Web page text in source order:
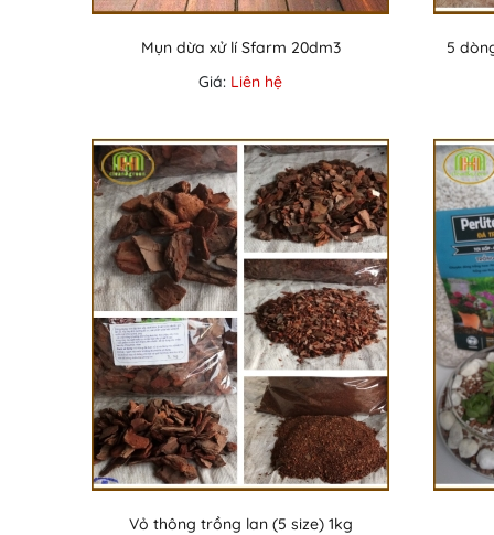
Mụn dừa xử lí Sfarm 20dm3
Giá: Liên hệ
5
Vỏ thông trồng lan (5 size) 1kg